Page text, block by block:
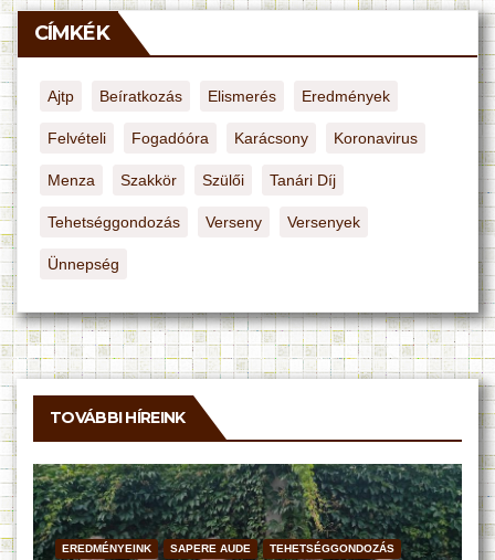
CÍMKÉK
Ajtp Beíratkozás Elismerés Eredmények
Felvételi Fogadóóra Karácsony Koronavirus
Menza Szakkör Szülői Tanári Díj
Tehetséggondozás Verseny Versenyek
Ünnepség
TOVÁBBI HÍREINK
EREDMÉNYEINK SAPERE AUDE TEHETSÉGGONDOZÁS